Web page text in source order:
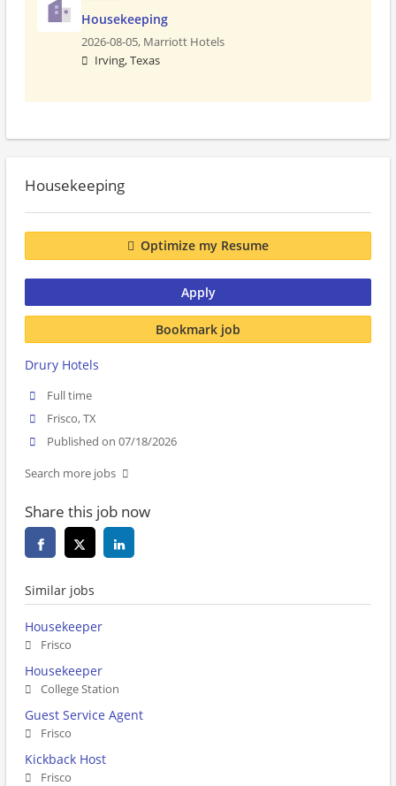
Housekeeping
2026-08-05, Marriott Hotels
Irving, Texas
Housekeeping
Optimize my Resume
Apply
Bookmark job
Drury Hotels
Full time
Frisco, TX
Published on 07/18/2026
Search more jobs
Share this job now
Similar jobs
Housekeeper
Frisco
Housekeeper
College Station
Guest Service Agent
Frisco
Kickback Host
Frisco